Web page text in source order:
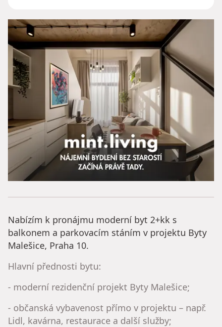
Nabízím k pronájmu moderní byt 2+kk s
balkonem a parkovacím stáním v projektu Byty
Malešice, Praha 10.
Hlavní přednosti bytu:
- moderní rezidenční projekt Byty Malešice;
- občanská vybavenost přímo v projektu – např.
Lidl, kavárna, restaurace a další služby;